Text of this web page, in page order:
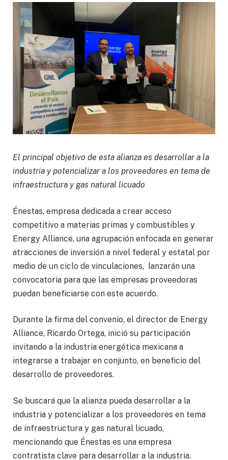
El principal objetivo de esta alianza es desarrollar a la
industria y potencializar a los proveedores en tema de
infraestructura y gas natural licuado
Énestas, empresa dedicada a crear acceso
competitivo a materias primas y combustibles y
Energy Alliance, una agrupación enfocada en generar
atracciones de inversión a nivel federal y estatal por
medio de un ciclo de vinculaciones, lanzarán una
convocatoria para que las empresas proveedoras
puedan beneficiarse con este acuerdo.
Durante la firma del convenio, el director de Energy
Alliance, Ricardo Ortega, inició su participación
invitando a la industria energética mexicana a
integrarse a trabajar en conjunto, en beneficio del
desarrollo de proveedores.
Se buscará que la alianza pueda desarrollar a la
industria y potencializar a los proveedores en tema
de infraestructura y gas natural licuado,
mencionando que Énestas es una empresa
contratista clave para desarrollar a la industria.